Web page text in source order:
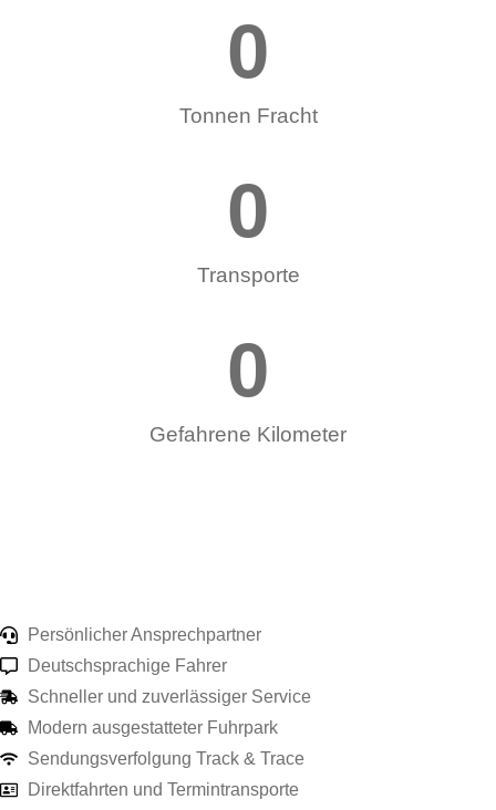
Tonnen Fracht
0
Transporte
0
Gefahrene Kilometer
0
Persönlicher Ansprechpartner
Deutschsprachige Fahrer
Schneller und zuverlässiger Service
Modern ausgestatteter Fuhrpark
Sendungsverfolgung Track & Trace
Direktfahrten und Termintransporte